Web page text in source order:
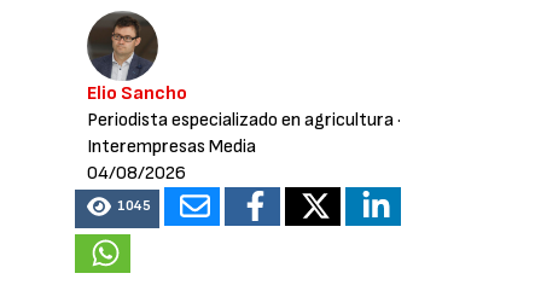
Elio Sancho
Periodista especializado en agricultura·
Interempresas Media
04/08/2026
1045